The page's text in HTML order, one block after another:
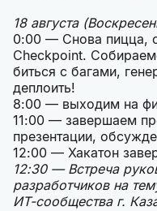
18 августа
0:00 — Снова пицца,
Checkpoint.
биться с багами,
деплоить!
8:00 — выходим на
11:00 — завершаем
презентации,
12:00 — Хакатон
12:30 — Встреча
разработчиков на
ИТ-сообщества г.